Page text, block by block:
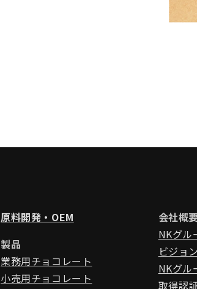
原料開発・OEM
製品
業務用チョコレート
小売用チョコレート
会社概
NKグル
ビジョン
NKグル
取得認